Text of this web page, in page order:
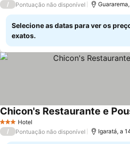
/ Pontuação não disponível
Selecione as datas para ver os
exatos.
3 EstrelasHotel
Chicon's Restaurante e
/ Pontuação não disponível Igaratá, a